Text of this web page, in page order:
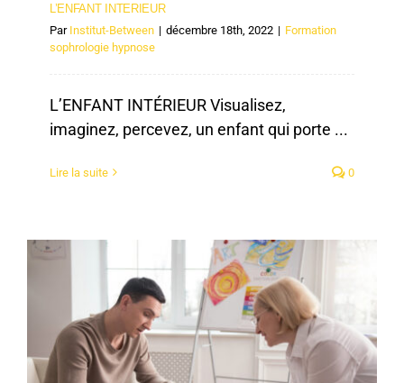
L’ENFANT INTERIEUR
Par Institut-Between | décembre 18th, 2022 | Formation
sophrologie hypnose
L’ENFANT INTÉRIEUR Visualisez,
imaginez, percevez, un enfant qui porte ...
Lire la suite 0
LA RELATION D’AIDE SELON CARL ROGERS